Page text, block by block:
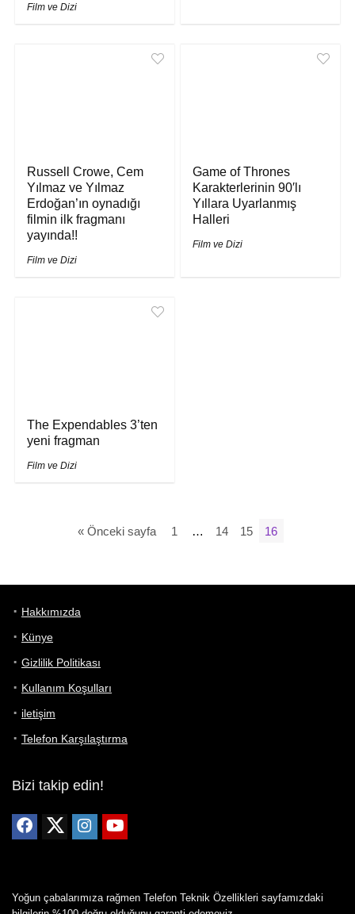
Film ve Dizi
Russell Crowe, Cem
Yılmaz ve Yılmaz
Erdoğan’ın oynadığı
filmin ilk fragmanı
yayında!!
Film ve Dizi
Game of Thrones
Karakterlerinin 90′lı
Yıllara Uyarlanmış
Halleri
Film ve Dizi
The Expendables 3’ten
yeni fragman
Film ve Dizi
« Önceki sayfa 1 … 14 15 16
Hakkımızda
Künye
Gizlilik Politikası
Kullanım Koşulları
iletişim
Telefon Karşılaştırma
Bizi takip edin!
Yoğun çabalarımıza rağmen Telefon Teknik Özellikleri sayfamızdaki